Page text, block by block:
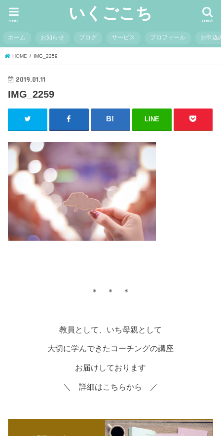
いくごこち search
menu
ホーム お知らせ ブログ サービス プロフィール お申込
HOME IMG_2259
2019.01.11
IMG_2259
LINE
＊ ＊ ＊
教員として、いち母親として
大切に学んできたコーチングの講座
お届けしております
＼ 詳細はこちらから ／